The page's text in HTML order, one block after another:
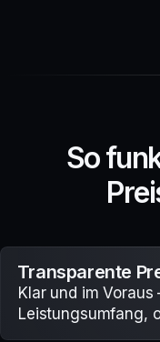
Sofun
Prei
Transparente
Klar und im
Leistungsumfang,